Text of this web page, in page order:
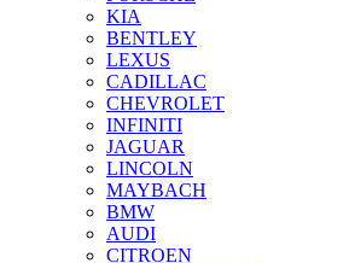
KIA
BENTLEY
LEXUS
CADILLAC
CHEVROLET
INFINITI
JAGUAR
LINCOLN
MAYBACH
BMW
AUDI
CITROEN